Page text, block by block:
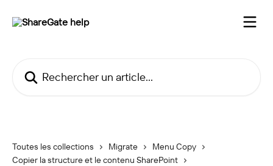
Toutes les collections Migrate
Menu Copy
Copier la structure et le contenu SharePoint